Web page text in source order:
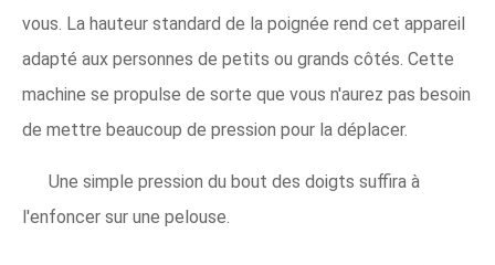
vous. La hauteur standard de la poignée rend cet appareil
adapté aux personnes de petits ou grands côtés. Cette
machine se propulse de sorte que vous n'aurez pas besoin
de mettre beaucoup de pression pour la déplacer.
Une simple pression du bout des doigts suffira à
l'enfoncer sur une pelouse.